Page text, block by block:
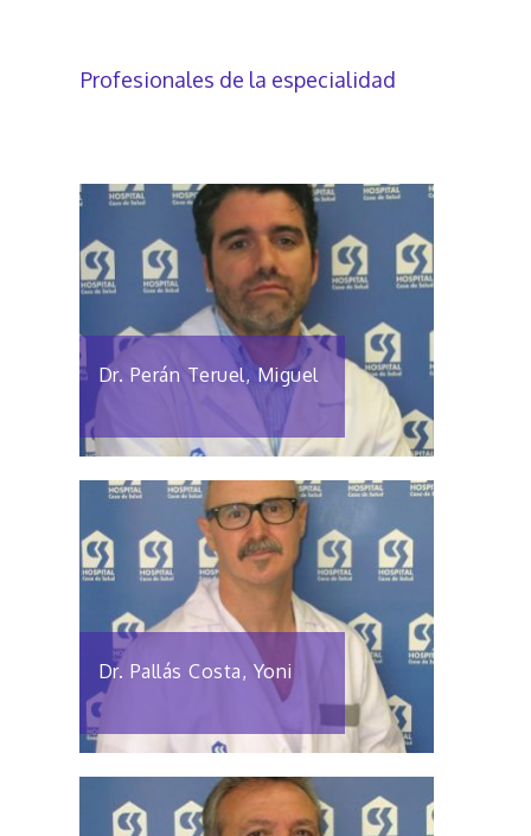
Profesionales de la especialidad
Dr. Perán Teruel, Miguel
Dr. Pallás Costa, Yoni